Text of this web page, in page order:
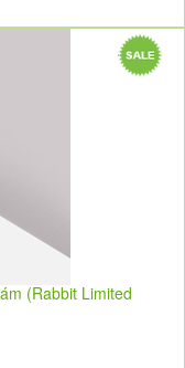
(Rabbit Limited